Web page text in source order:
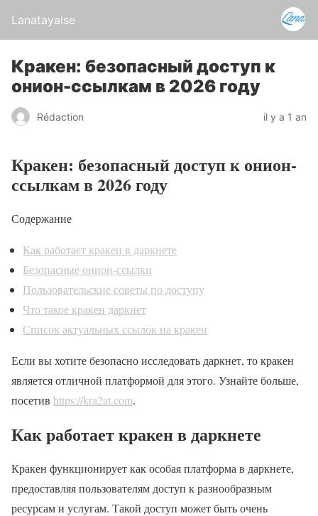
Lanatayaise
Кракен: безопасный доступ к
онион-ссылкам в 2026 году
Rédaction il y a 1 an
Кракен: безопасный доступ к онион-
ссылкам в 2026 году
Содержание
Как работает кракен в даркнете
Безопасные онион-ссылки
Пользовательские советы по доступу
Что такое кракен даркнет
Список актуальных ссылок на кракен
Если вы хотите безопасно исследовать даркнет, то кракен
является отличной платформой для этого. Узнайте больше,
посетив https://kra2at.com.
Как работает кракен в даркнете
Кракен функционирует как особая платформа в даркнете,
предоставляя пользователям доступ к разнообразным
ресурсам и услугам. Такой доступ может быть очень